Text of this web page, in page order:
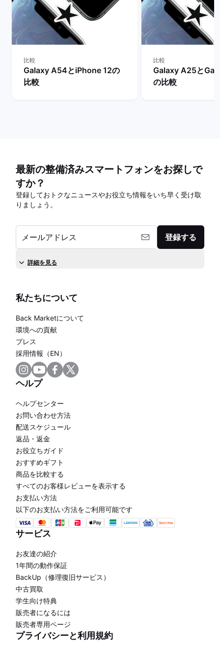
比較
Galaxy A54とiPhone 12の
比較
比較
Galaxy A25と
の比較
最新の整備済みスマートフォンをお探しで
すか？
登録しておトクなニュースやお役立ち情報をいち早く受け取
りましょう。
メールアドレス 登録する
詳細を見る
私たちについて
Back Marketについて
環境への貢献
プレス
採用情報（EN）
ヘルプ
ヘルプセンター
お問い合わせ方法
配送スケジュール
返品・返金
お役立ちガイド
おすすめギフト
商品を比較する
すべてのお客様レビューを表示する
お支払い方法
以下のお支払い方法をご利用可能です
サービス
お友達の紹介
1年間の動作保証
BackUp（修理復旧サービス）
中古買取
学生向け特典
販売者になるには
販売者専用ページ
プライバシーと利用規約